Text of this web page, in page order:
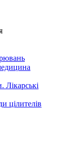
Лікарські
цілителів